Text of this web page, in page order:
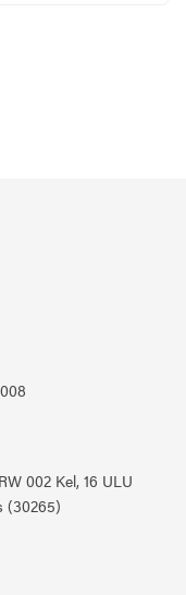
002 Kel, 16 ULU
(30265)